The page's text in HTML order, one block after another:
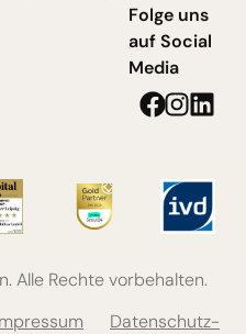
Folge uns
auf Social
Media
Alle Rechte vorbehalten.
Datenschutz-